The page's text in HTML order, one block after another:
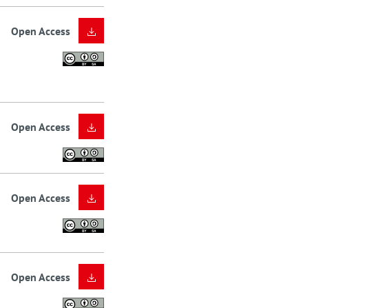
Open Access
Open Access
Open Access
Open Access